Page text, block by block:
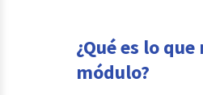
¿Qué es lo
módulo?